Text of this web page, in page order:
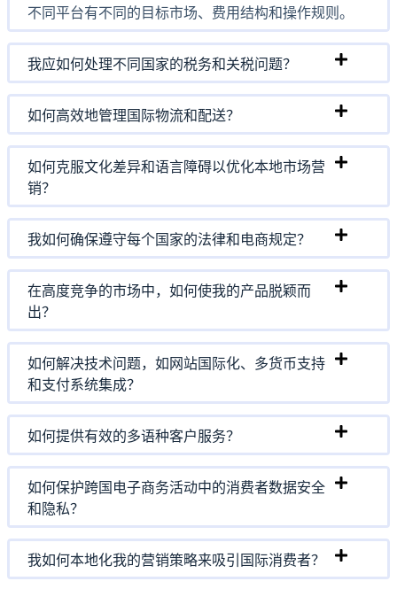
不同平台有不同的目标市场、费用结构和操作规则。
我应如何处理不同国家的税务和关税问题？
如何高效地管理国际物流和配送？
如何克服文化差异和语言障碍以优化本地市场营
销？
我如何确保遵守每个国家的法律和电商规定？
在高度竞争的市场中，如何使我的产品脱颖而
出？
如何解决技术问题，如网站国际化、多货币支持
和支付系统集成？
如何提供有效的多语种客户服务？
如何保护跨国电子商务活动中的消费者数据安全
和隐私？
我如何本地化我的营销策略来吸引国际消费者？